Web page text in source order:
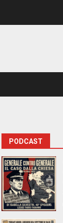
PODCAST